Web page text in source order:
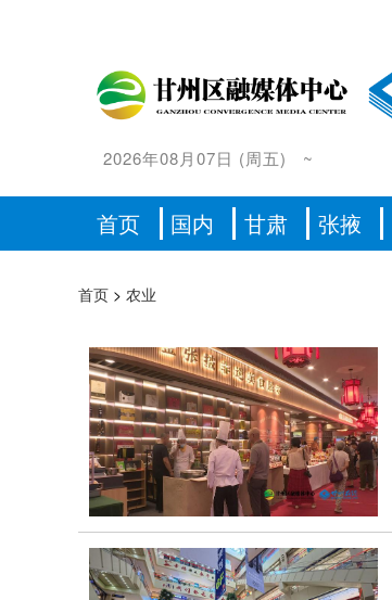
2026年08月07日 (周五) ~
首页 国内 甘肃 张掖
首页 > 农业